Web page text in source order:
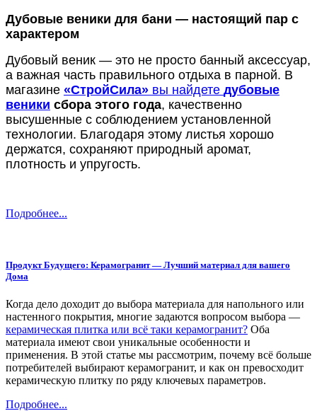
Дубовые веники для бани — настоящий пар с
характером
Дубовый веник — это не просто банный аксессуар,
а важная часть правильного отдыха в парной. В
магазине «СтройСила» вы найдете дубовые
веники сбора этого года, качественно
высушенные с соблюдением установленной
технологии. Благодаря этому листья хорошо
держатся, сохраняют природный аромат,
плотность и упругость.
Подробнее...
Продукт Будущего: Керамогранит — Лучший материал для вашего
Дома
Когда дело доходит до выбора материала для напольного или
настенного покрытия, многие задаются вопросом выбора —
керамическая плитка или всё таки керамогранит? Оба
материала имеют свои уникальные особенности и
применения. В этой статье мы рассмотрим, почему всё больше
потребителей выбирают керамогранит, и как он превосходит
керамическую плитку по ряду ключевых параметров.
Подробнее...